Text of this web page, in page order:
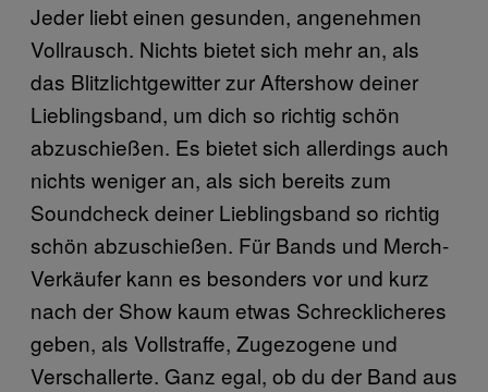
Jeder liebt einen gesunden, angenehmen
Vollrausch. Nichts bietet sich mehr an, als
das Blitzlichtgewitter zur Aftershow deiner
Lieblingsband, um dich so richtig schön
abzuschießen. Es bietet sich allerdings auch
nichts weniger an, als sich bereits zum
Soundcheck deiner Lieblingsband so richtig
schön abzuschießen. Für Bands und Merch-
Verkäufer kann es besonders vor und kurz
nach der Show kaum etwas Schrecklicheres
geben, als Vollstraffe, Zugezogene und
Verschallerte. Ganz egal, ob du der Band aus